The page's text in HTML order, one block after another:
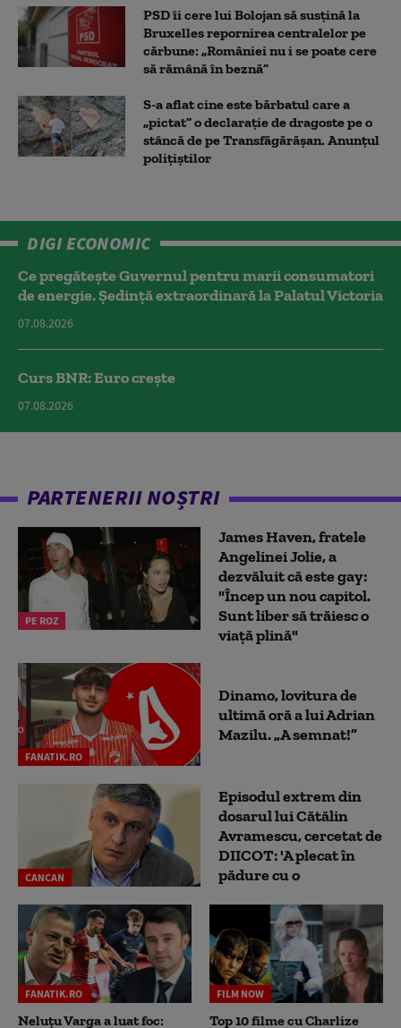
PSD îi cere lui Bolojan să susțină la
Bruxelles repornirea centralelor pe
cărbune: „României nu i se poate cere
să rămână în beznă”
S-a aflat cine este bărbatul care a
„pictat” o declarație de dragoste pe o
stâncă de pe Transfăgărășan. Anunțul
polițiștilor
DIGI ECONOMIC
Ce pregătește Guvernul pentru marii consumatori
de energie. Ședință extraordinară la Palatul Victoria
07.08.2026
Curs BNR: Euro crește
07.08.2026
PARTENERII NOȘTRI
PE ROZ
James Haven, fratele
Angelinei Jolie, a
dezvăluit că este gay:
"Încep un nou capitol.
Sunt liber să trăiesc o
viață plină"
FANATIK.RO
Dinamo, lovitura de
ultimă oră a lui Adrian
Mazilu. „A semnat!”
CANCAN
Episodul extrem din
dosarul lui Cătălin
Avramescu, cercetat de
DIICOT: 'A plecat în
pădure cu o
FANATIK.RO
Neluțu Varga a luat foc:
FILM NOW
Top 10 filme cu Charlize